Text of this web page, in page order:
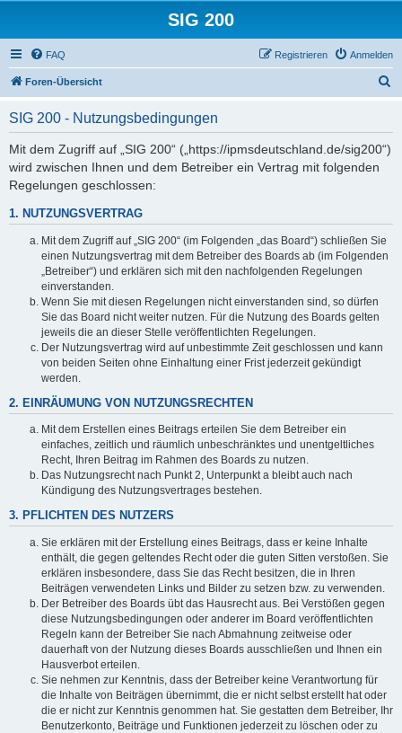
SIG 200
FAQ Anmelden
Registrieren
Foren-Übersicht
SIG 200 - Nutzungsbedingungen
Mit dem Zugriff auf „SIG 200“ („https://ipmsdeutschland.de/sig200“)
wird zwischen Ihnen und dem Betreiber ein Vertrag mit folgenden
Regelungen geschlossen:
1. NUTZUNGSVERTRAG
Mit dem Zugriff auf „SIG 200“ (im Folgenden „das Board“) schließen Sie
einen Nutzungsvertrag mit dem Betreiber des Boards ab (im Folgenden
„Betreiber“) und erklären sich mit den nachfolgenden Regelungen
einverstanden.
Wenn Sie mit diesen Regelungen nicht einverstanden sind, so dürfen
Sie das Board nicht weiter nutzen. Für die Nutzung des Boards gelten
jeweils die an dieser Stelle veröffentlichten Regelungen.
Der Nutzungsvertrag wird auf unbestimmte Zeit geschlossen und kann
von beiden Seiten ohne Einhaltung einer Frist jederzeit gekündigt
werden.
2. EINRÄUMUNG VON NUTZUNGSRECHTEN
Mit dem Erstellen eines Beitrags erteilen Sie dem Betreiber ein
einfaches, zeitlich und räumlich unbeschränktes und unentgeltliches
Recht, Ihren Beitrag im Rahmen des Boards zu nutzen.
Das Nutzungsrecht nach Punkt 2, Unterpunkt a bleibt auch nach
Kündigung des Nutzungsvertrages bestehen.
3. PFLICHTEN DES NUTZERS
Sie erklären mit der Erstellung eines Beitrags, dass er keine Inhalte
enthält, die gegen geltendes Recht oder die guten Sitten verstoßen. Sie
erklären insbesondere, dass Sie das Recht besitzen, die in Ihren
Beiträgen verwendeten Links und Bilder zu setzen bzw. zu verwenden.
Der Betreiber des Boards übt das Hausrecht aus. Bei Verstößen gegen
diese Nutzungsbedingungen oder anderer im Board veröffentlichten
Regeln kann der Betreiber Sie nach Abmahnung zeitweise oder
dauerhaft von der Nutzung dieses Boards ausschließen und Ihnen ein
Hausverbot erteilen.
Sie nehmen zur Kenntnis, dass der Betreiber keine Verantwortung für
die Inhalte von Beiträgen übernimmt, die er nicht selbst erstellt hat oder
die er nicht zur Kenntnis genommen hat. Sie gestatten dem Betreiber, Ihr
Benutzerkonto, Beiträge und Funktionen jederzeit zu löschen oder zu